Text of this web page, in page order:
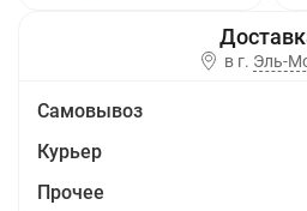
в г. Эль-
Самовывоз
Курьер
Прочее